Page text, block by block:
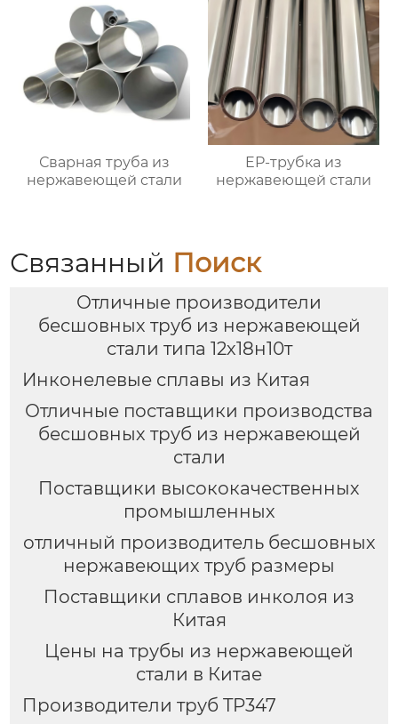
Сварная труба из
нержавеющей стали
EP-трубка из
нержавеющей стали
Связанный Поиск
Отличные производители
бесшовных труб из нержавеющей
стали типа 12х18н10т
Инконелевые сплавы из Китая
Отличные поставщики производства
бесшовных труб из нержавеющей
стали
Поставщики высококачественных
промышленных
отличный производитель бесшовных
нержавеющих труб размеры
Поставщики сплавов инколоя из
Китая
Цены на трубы из нержавеющей
стали в Китае
Производители труб TP347